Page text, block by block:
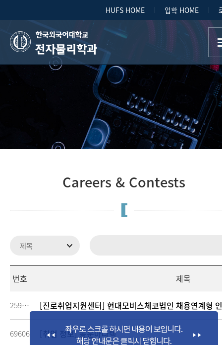
HUFS HOME 입학 HOME
전자물리학과
Careers & Contests
번호 제목
259278 [진로취업지원센터] 현대모비스체코법인 채용연계형
69606 [취업 정보] 동운아나텍